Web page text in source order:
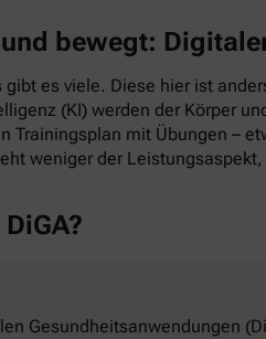
bewegt:
gibt es viele. Diese hier ist
(KI) werden der Körper
Trainingsplan mit Übungen –
weniger der
Gesundheitsanwendungen